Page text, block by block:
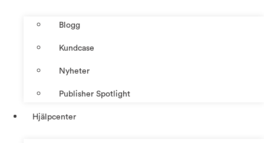
Blogg
Kundcase
Nyheter
Publisher Spotlight
Hjälpcenter